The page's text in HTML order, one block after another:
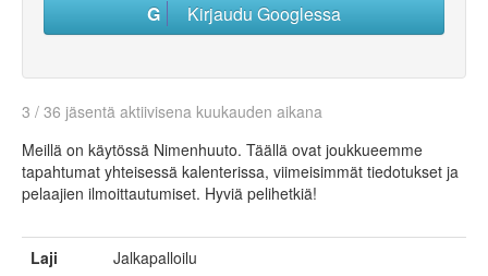
Kirjaudu Googlessa
3 / 36 jäsentä aktiivisena kuukauden aikana
Meillä on käytössä Nimenhuuto. Täällä ovat joukkueemme
tapahtumat yhteisessä kalenterissa, viimeisimmät tiedotukset ja
pelaajien ilmoittautumiset. Hyviä pelihetkiä!
Laji
Jalkapalloilu